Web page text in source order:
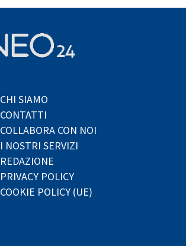
CHI SIAMO
CONTATTI
COLLABORA CON NOI
I NOSTRI SERVIZI
REDAZIONE
PRIVACY POLICY
COOKIE POLICY (UE)